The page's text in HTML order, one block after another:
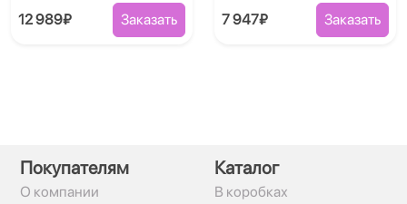
12 989₽ Заказать 7 947₽ Заказать
Покупателям
О компании
Каталог
В коробках